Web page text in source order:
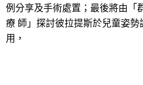
例分享及手術處置；最後將由「
療 師」探討彼拉提斯於兒童姿
用，